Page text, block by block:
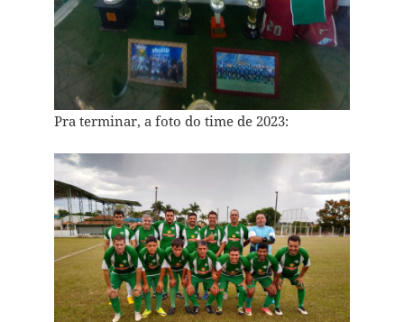
Pra terminar, a foto do time de 2023: